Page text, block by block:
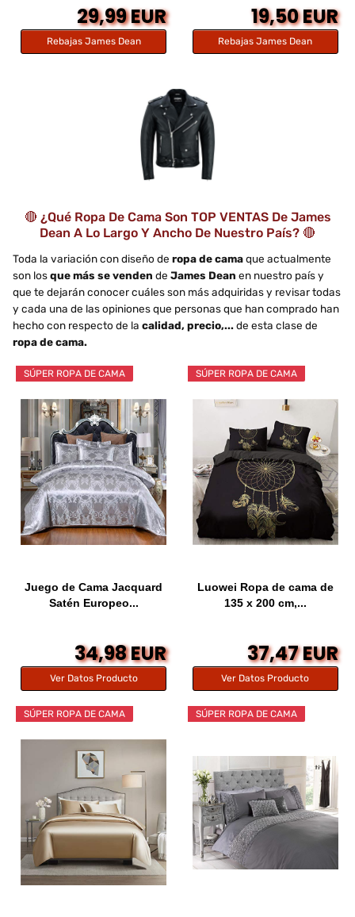
29,99 EUR
Rebajas James Dean
19,50 EUR
Rebajas James Dean
🔴 ¿Qué Ropa De Cama Son TOP VENTAS De James
Dean A Lo Largo Y Ancho De Nuestro País? 🔴
Toda la variación con diseño de ropa de camaque actualmente
son losque más se venden de James Dean en nuestro país y
que te dejarán conocer cuáles son más adquiridas y revisar todas
y cada una de las opiniones que personas que han comprado han
hecho con respecto de la calidad, precio,...de esta clase de
ropa de cama.
SÚPER ROPA DE CAMA
Juego de Cama Jacquard
Satén Europeo...
34,98 EUR
Ver Datos Producto
SÚPER ROPA DE CAMA
Luowei Ropa de cama de
135 x 200 cm,...
37,47 EUR
Ver Datos Producto
SÚPER ROPA DE CAMA SÚPER ROPA DE CAMA